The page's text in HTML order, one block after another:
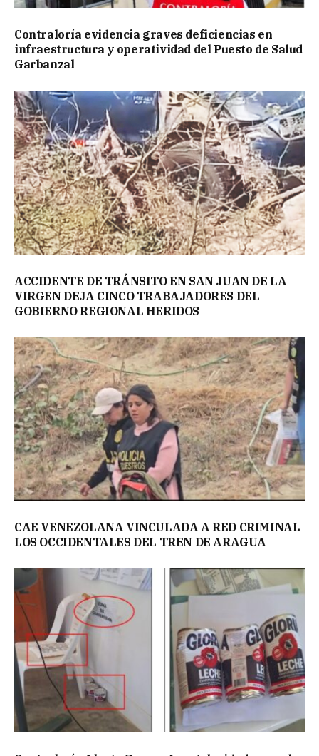
Contraloría evidencia graves deficiencias en
infraestructura y operatividad del Puesto de Salud
Garbanzal
ACCIDENTE DE TRÁNSITO EN SAN JUAN DE LA
VIRGEN DEJA CINCO TRABAJADORES DEL
GOBIERNO REGIONAL HERIDOS
CAE VENEZOLANA VINCULADA A RED CRIMINAL
LOS OCCIDENTALES DEL TREN DE ARAGUA